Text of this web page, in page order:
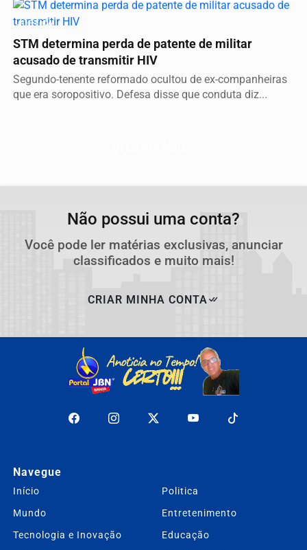
JUSTIÇA
STM determina perda de patente de militar
acusado de transmitir HIV
Segundo-tenente reformado ocultou de ex-companheiras
que era soropositivo. Defesa disse que conduta diz...
Não possui uma conta?
Você pode ler matérias exclusivas, anunciar
classificados e muito mais!
CRIAR MINHA CONTA
Navegue
Início
Politica
Mundo
Entretenimento
Tecnologia e Inovação
Educação